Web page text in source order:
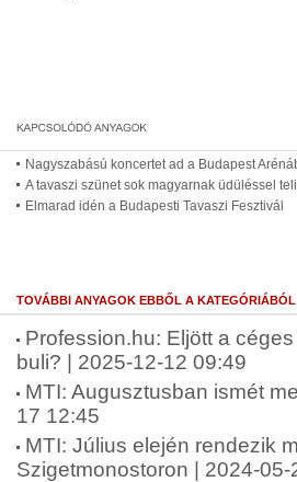
Nagyszabású koncertet ad a Budapest
A tavaszi szünet sok magyarnak üdüléssel
Elmarad idén a Budapesti Tavaszi Fesztivál
TOVÁBBI ANYAGOK EBBŐL A KATEGÓRIÁBÓL
Profession.hu: Eljött a
buli? | 2025-12-12 09:49
MTI: Augusztusban ismét
17 12:45
MTI: Július elején rendezik
Szigetmonostoron | 2024-05-